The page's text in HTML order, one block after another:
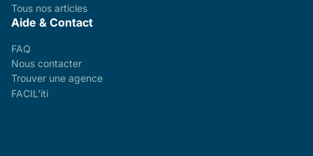
Tous nos articles
Aide & Contact
FAQ
Nous contacter
Trouver une agence
FACIL'iti